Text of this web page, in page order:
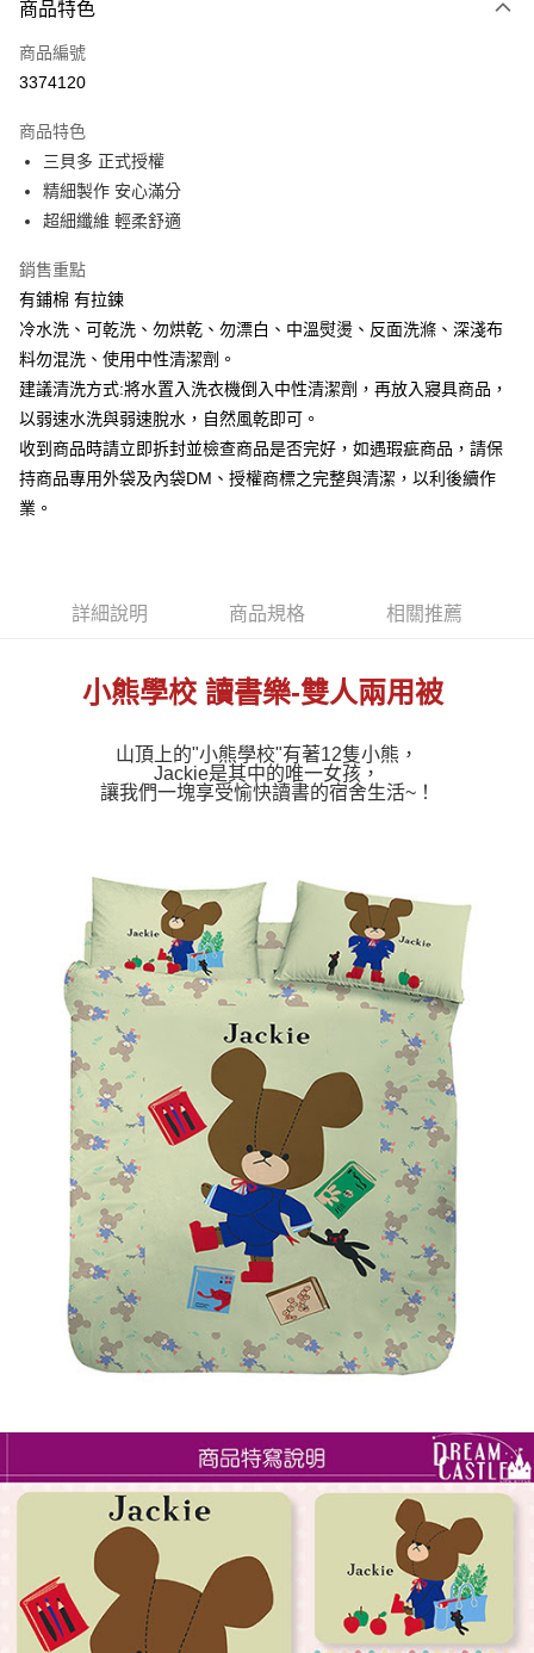
信用卡一次付款
LINE Pay
街口支付
悠遊付
ATM付款
宅配
每筆NT$80，滿NT$699(含以上)免運費
商品特色
商品編號
3374120
商品特色
三貝多 正式授權
精細製作 安心滿分
超細纖維 輕柔舒適
銷售重點
有鋪棉 有拉鍊
冷水洗、可乾洗、勿烘乾、勿漂白、中溫熨燙、反面洗滌、深淺布
料勿混洗、使用中性清潔劑。
建議清洗方式:將水置入洗衣機倒入中性清潔劑，再放入寢具商品，
以弱速水洗與弱速脫水，自然風乾即可。
收到商品時請立即拆封並檢查商品是否完好，如遇瑕疵商品，請保
持商品專用外袋及內袋DM、授權商標之完整與清潔，以利後續作
業。
詳細說明 商品規格 相關推薦
小熊學校 讀書樂-雙人兩用被
山頂上的"小熊學校"有著12隻小熊，
Jackie是其中的唯一女孩，
讓我們一塊享受愉快讀書的宿舍生活~！